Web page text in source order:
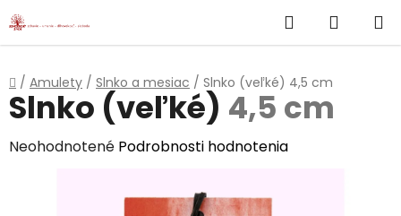
Prejsť
na
Hľadať
KOŠÍK
Domov
/ Amulety / Slnko a mesiac / Slnko (veľké) 4,5 cm
Slnko (veľké) 4,5 cm
Priemerné
Neohodnotené Podrobnosti hodnotenia